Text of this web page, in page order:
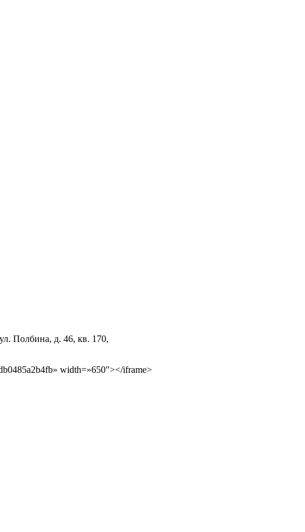
Полбина, д. 46, кв. 170,
width=»650″></iframe>